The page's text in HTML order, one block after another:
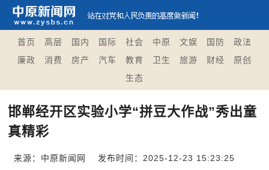
首页 高层 国内 国际 社会 中原 文娱 国防
政法
廉政
消费 房产 汽车 教育 卫生 旅游 财经
原创
生态
邯郸经开区实验小学“拼豆大作战”秀出童
真精彩
来源：中原新闻网 发布时间：2025-12-23 15:23:25